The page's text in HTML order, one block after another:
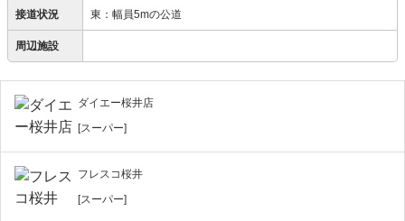
接道状況 東：幅員5mの公道
周辺施設
ダイエー桜井店
[スーパー]
フレスコ桜井
[スーパー]